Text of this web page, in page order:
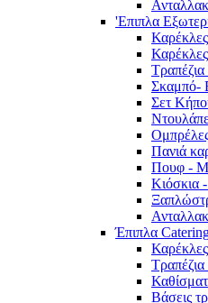
'Επιπλα
Σκαμπό-
Σετ
Πανιά
Πουφ -
Κιόσκια
Έπιπλα
Βάσεις